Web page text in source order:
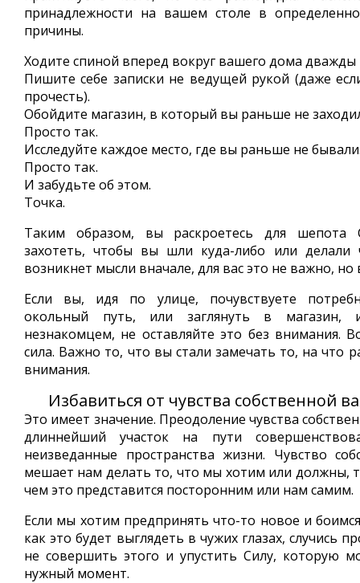
принадлежности на вашем столе в
причины.
Ходите спиной вперед вокруг вашего дома
Пишите себе записки не ведущей рукой (даже
прочесть).
Обойдите магазин, в который вы раньше не
Просто так.
Исследуйте каждое место, где вы раньше не
Просто так.
И забудьте об этом.
Точка.
Таким образом, вы раскроетесь для шепота
захотеть, чтобы вы шли куда-либо или делали
возникнет мысли вначале, для вас это не важно,
Если вы, идя по улице, почувствуете
окольный путь, или заглянуть в магазин,
незнакомцем, не оставляйте это без внимания.
сила. Важно то, что вы стали замечать то, на что
внимания.
Избавиться от чувства собственной
Это имеет значение. Преодоление чувства
длиннейший участок на пути
неизведанные пространства жизни. Чувство
мешает нам делать то, что мы хотим или должны,
чем это представится посторонним или нам самим.
Если мы хотим предпринять что-то новое и
как это будет выглядеть в чужих глазах, случись
не совершить этого и упустить Силу, которую
нужный момент.